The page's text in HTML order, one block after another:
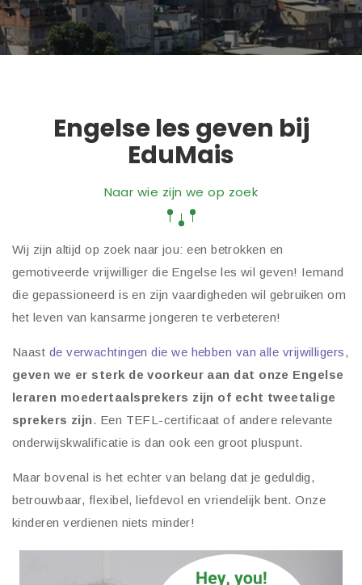
Engelse les geven bij
EduMais
Naar wie zijn we op zoek
Wij zijn altijd op zoek naar jou: een betrokken en
gemotiveerde vrijwilliger die Engelse les wil geven! Iemand
die gepassioneerd is en zijn vaardigheden wil gebruiken om
het leven van kansarme jongeren te verbeteren!
Naast de verwachtingen die we hebben van alle vrijwilligers,
geven we er sterk de voorkeur aan dat onze Engelse
leraren moedertaalsprekers zijn of echt tweetalige
sprekers zijn. Een TEFL-certificaat of andere relevante
onderwijskwalificatie is dan ook een groot pluspunt.
Maar bovenal is het echter van belang dat je geduldig,
betrouwbaar, flexibel, liefdevol en vriendelijk bent. Onze
kinderen verdienen niets minder!